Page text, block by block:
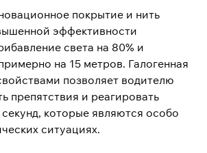
покрытие и нить
эффективности
света на 80% и
на 15 метров. Галогенная
позволяет водителю
препятствия и реагировать
которые являются особо
ситуациях.